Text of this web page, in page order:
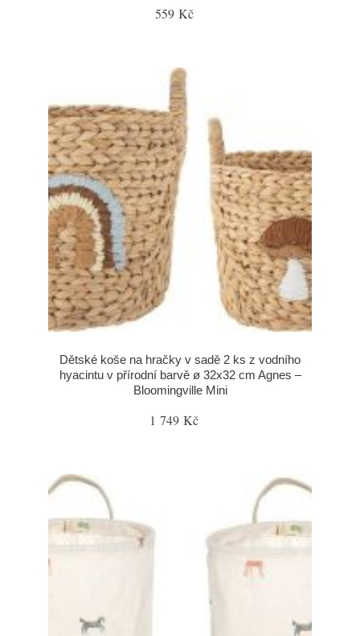
559 Kč
Dětské koše na hračky v sadě 2 ks z vodního
hyacintu v přírodní barvě ø 32x32 cm Agnes –
Bloomingville Mini
1 749 Kč